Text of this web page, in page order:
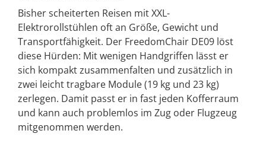
Bisher scheiterten Reisen mit XXL-
Elektrorollstühlen oft an Größe, Gewicht und
Transportfähigkeit. Der FreedomChair DE09 löst
diese Hürden: Mit wenigen Handgriffen lässt er
sich kompakt zusammenfalten und zusätzlich in
zwei leicht tragbare Module (19 kg und 23 kg)
zerlegen. Damit passt er in fast jeden Kofferraum
und kann auch problemlos im Zug oder Flugzeug
mitgenommen werden.